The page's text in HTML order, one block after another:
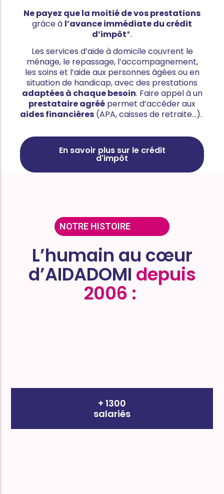
Ne payez que la moitié de vos prestations
grâce à l’avance immédiate du crédit
d’impôt*.
Les services d’aide à domicile couvrent le
ménage, le repassage, l’accompagnement,
les soins et l’aide aux personnes âgées ou en
situation de handicap, avec des prestations
adaptées à chaque besoin. Faire appel à un
prestataire agréé permet d’accéder aux
aides financières (APA, caisses de retraite…).
En savoir plus sur le crédit
d'impôt
NOTRE HISTOIRE
L’humain au cœur
d’AIDADOMI depuis
2006 :
+ 1300
salariés